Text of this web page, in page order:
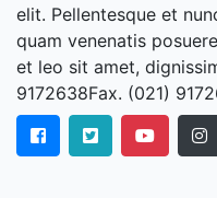
elit. Pellentesque et
quam venenatis
et leo sit amet,
9172638Fax. (021)